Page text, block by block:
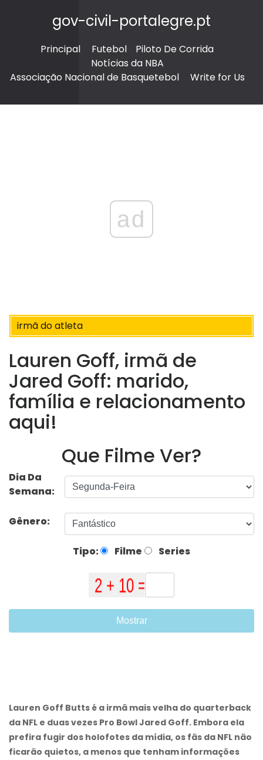
gov-civil-portalegre.pt
Principal Futebol
Piloto De Corrida
Notícias da NBA
Associação Nacional de Basquetebol
Write for Us
ad
irmã do atleta
Lauren Goff, irmã de
Jared Goff: marido,
família e relacionamento
aqui!
Que Filme Ver?
Dia Da
Semana:
Gênero:
Tipo: Filme Series
Mostrar
Lauren Goff Butts é a irmã mais velha do quarterback
da NFL e duas vezes Pro Bowl Jared Goff. Embora ela
prefira fugir dos holofotes da mídia, os fãs da NFL não
ficarão quietos, a menos que tenham informações